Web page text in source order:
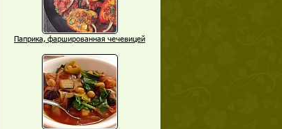
Паприка, фаршированная чечевицей